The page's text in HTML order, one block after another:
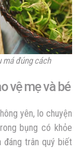
má đúng cách
vệ mẹ và bé
yên, lo chuyện
bụng có khỏe
đáng trân quý biết